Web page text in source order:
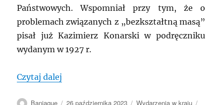
Państwowych. Wspomniał przy tym, że o
problemach związanych z „bezkształtną masą”
pisał już Kazimierz Konarski w podręczniku
wydanym w 1927 r.
Czytaj dalej
Autor
Baniaque
Data
26 października 2023 Kategorie
Wydarzenia w kraju